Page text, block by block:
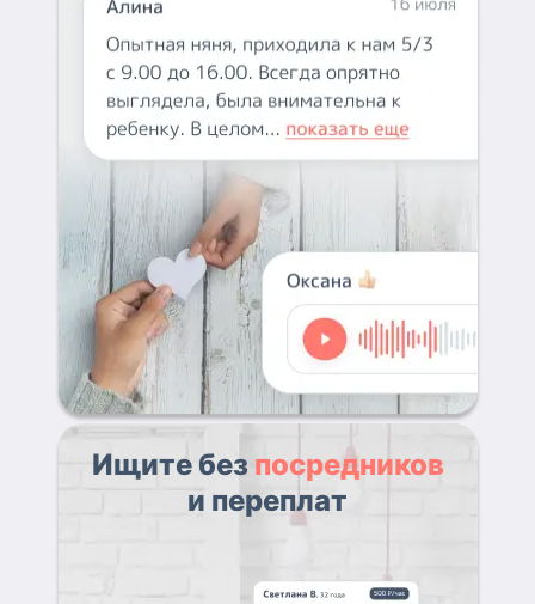
Ищите без посредников
и переплат